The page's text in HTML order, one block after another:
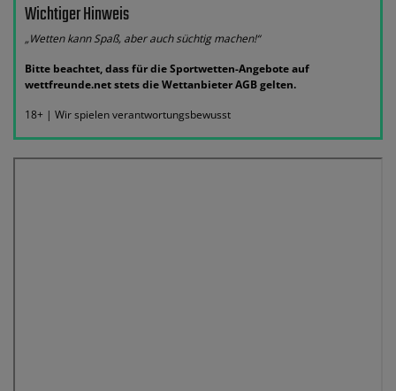
Wichtiger Hinweis
„Wetten kann Spaß, aber auch süchtig machen!“
Bitte beachtet, dass für die Sportwetten-Angebote auf
wettfreunde.net stets die Wettanbieter AGB gelten.
18+ | Wir spielen verantwortungsbewusst